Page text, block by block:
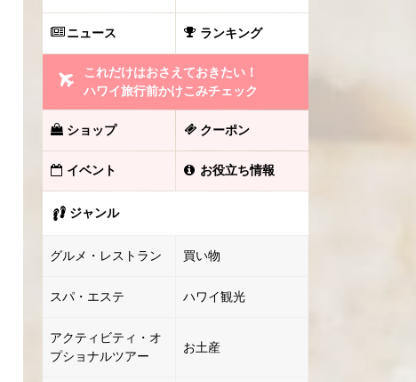
ニュース ランキング
これだけはおさえておきたい！
ハワイ旅行前かけこみチェック
ショップ クーポン
イベント お役立ち情報
ジャンル
グルメ・レストラン 買い物
スパ・エステ ハワイ観光
アクティビティ・オ
プショナルツアー
お土産